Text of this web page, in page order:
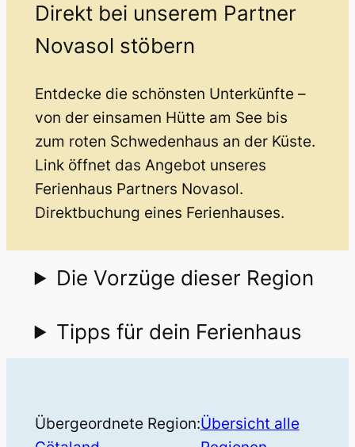
Direkt bei unserem Partner
Novasol stöbern
Entdecke die schönsten Unterkünfte –
von der einsamen Hütte am See bis
zum roten Schwedenhaus an der Küste.
Link öffnet das Angebot unseres
Ferienhaus Partners Novasol.
Direktbuchung eines Ferienhauses.
Die Vorzüge dieser Region
Tipps für dein Ferienhaus
Übergeordnete Region:Übersicht alle